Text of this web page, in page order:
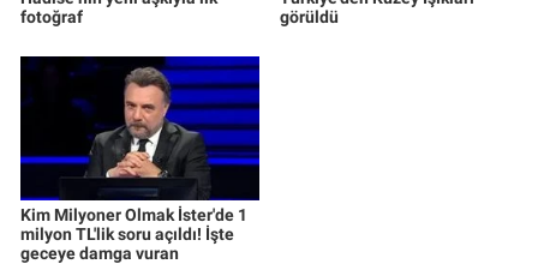
fotoğraf
görüldü
Kim Milyoner Olmak İster'de 1
milyon TL'lik soru açıldı! İşte
geceye damga vuran